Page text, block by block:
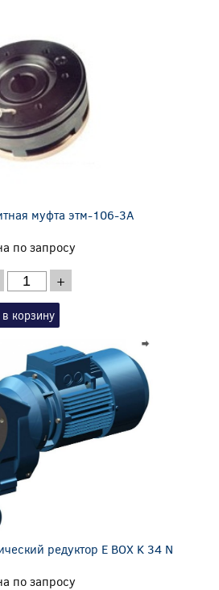
муфта этм-106-3А
по запросу
+
в корзину
редуктор E BOX K 34 N
по запросу